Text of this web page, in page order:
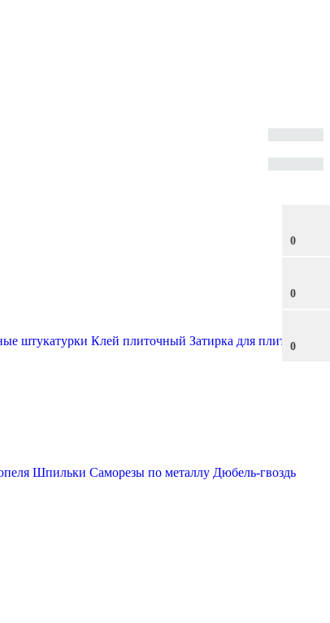
0
0
0
штукатурки Клей плиточный Затирка для плитки
Шпильки Саморезы по металлу Дюбель-гвоздь